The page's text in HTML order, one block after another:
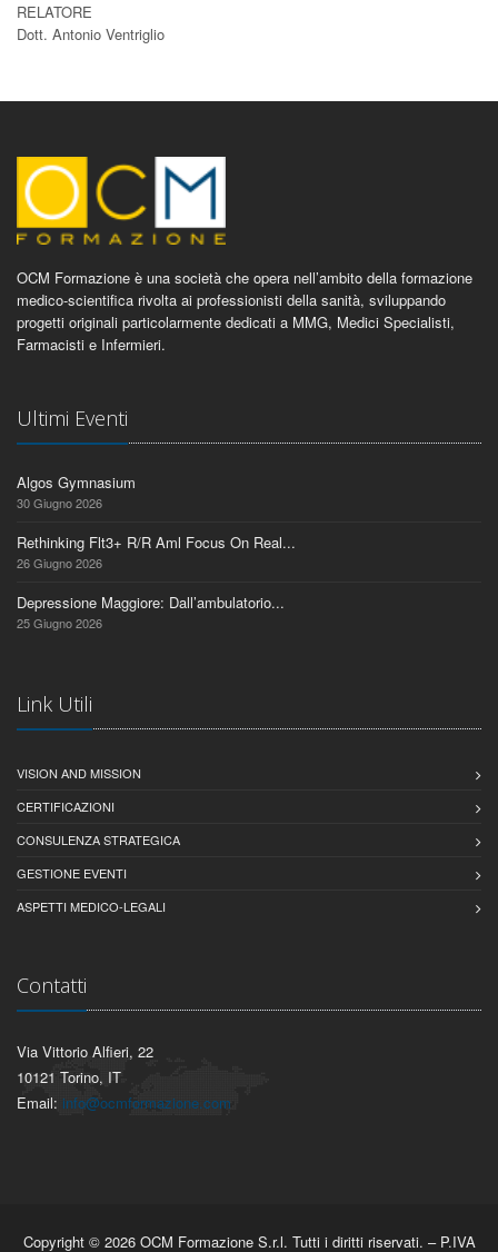
RELATORE
Dott. Antonio Ventriglio
OCM Formazione è una società che opera nell’ambito della formazione
medico-scientifica rivolta ai professionisti della sanità, sviluppando
progetti originali particolarmente dedicati a MMG, Medici Specialisti,
Farmacisti e Infermieri.
Ultimi Eventi
Algos Gymnasium
30 Giugno 2026
Rethinking Flt3+ R/R Aml Focus On Real...
26 Giugno 2026
Depressione Maggiore: Dall’ambulatorio...
25 Giugno 2026
Link Utili
VISION AND MISSION
CERTIFICAZIONI
CONSULENZA STRATEGICA
GESTIONE EVENTI
ASPETTI MEDICO-LEGALI
Contatti
Via Vittorio Alfieri, 22
10121 Torino, IT
Email: info@ocmformazione.com
Copyright © 2026 OCM Formazione S.r.l. Tutti i diritti riservati. – P.IVA